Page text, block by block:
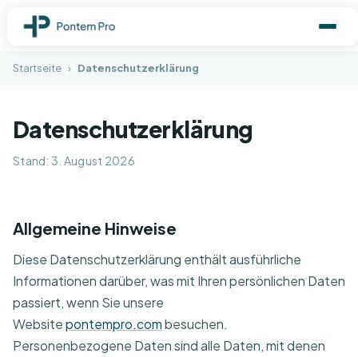
Startseite › Datenschutzerklärung
Datenschutzerklärung
Stand: 3. August 2026
Allgemeine Hinweise
Diese Datenschutzerklärung enthält ausführliche
Informationen darüber, was mit Ihren persönlichen Daten
passiert, wenn Sie unsere
Websitepontempro.combesuchen.
Personenbezogene Daten sind alle Daten, mit denen